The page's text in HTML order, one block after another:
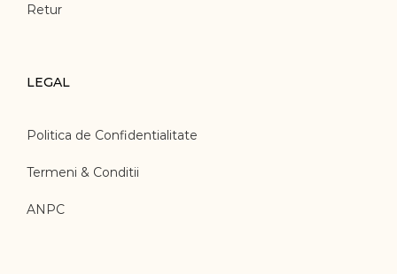
Retur
LEGAL
Politica de Confidentialitate
Termeni & Conditii
ANPC